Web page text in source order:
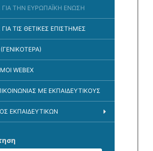
ΓΙΑ ΤΗΝ ΕΥΡΩΠΑΪΚΗ ΈΝΩΣΗ
ΓΙΑ ΤΙΣ ΘΕΤΙΚΕΣ ΕΠΙΣΤΗΜΕΣ
WEBEX
ΜΕ ΕΚΠΑΙΔΕΥΤΙΚΟΥΣ
ΕΚΠΑΙΔΕΥΤΙΚΩΝ